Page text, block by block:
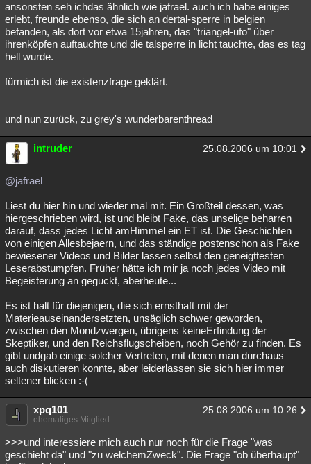
ansonsten seh ichdas ähnlich wie jafrael. auch ich habe einiges
erlebt, freunde ebenso, die sich an dertal-sperre in belgien
befanden, als dort vor etwa 15jahren, das "triangel-ufo" über
ihrenköpfen auftauchte und die talsperre in licht tauchte, das es tag
hell wurde.
fürmich ist die existenzfrage geklärt.
und nun zurück, zu grey's wunderbarenthread
intruder 25.08.2006 um 10:01
@jafrael
Liest du hier hin und wieder mal mit. Ein Großteil dessen, was
hiergeschrieben wird, ist und bleibt Fake, das unselige beharren
darauf, dass jedes Licht amHimmel ein ET ist. Die Geschichten
von einigen Allesbejaern, und das ständige postenschon als Fake
bewiesener Videos und Bilder lassen selbst den geneigttesten
Leserabstumpfen. Früher hätte ich mir ja noch jedes Video mit
Begeisterung an geguckt, aberheute...
Es ist halt für diejenigen, die sich ernsthaft mit der
Materieauseinandersetzten, unsäglich schwer geworden,
zwischen den Mondzwergen, übrigens keineErfindung der
Skeptiker, und den Reichsflugscheiben, noch Gehör zu finden. Es
gibt undgab einige solcher Vertreten, mit denen man durchaus
auch diskutieren konnte, aber leiderlassen sie sich hier immer
seltener blicken :-(
xpq101 25.08.2006 um 10:26
ehemaliges Mitglied
>>>und interessiere mich auch nur noch für die Frage "was
geschieht da" und "zu welchemZweck". Die Frage "ob überhaupt"